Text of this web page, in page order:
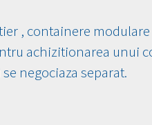
, containere
achizitionarea unui
negociaza separat.